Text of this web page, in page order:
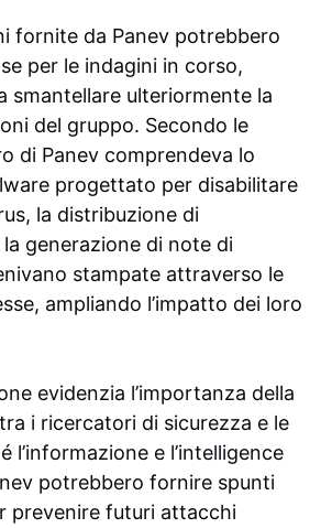
fornite da Panev potrebbero
per le indagini in corso,
smantellare ulteriormente la
del gruppo. Secondo le
di Panev comprendeva lo
progettato per disabilitare
la distribuzione di
generazione di note di
stampate attraverso le
ampliando l’impatto dei loro
evidenzia l’importanza della
i ricercatori di sicurezza e le
l’informazione e l’intelligence
potrebbero fornire spunti
prevenire futuri attacchi